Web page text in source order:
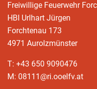
Freiwillige Feuerwehr
HBI Urlhart Jürgen
Forchtenau 173
4971 Aurolzmünster
T: +43 650 9090476
M: 08111@ri.ooelfv.at